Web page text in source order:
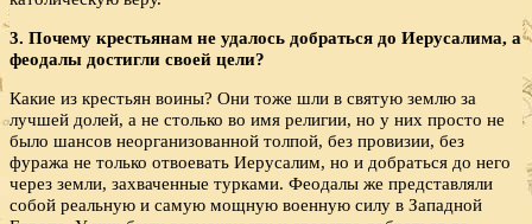
3. Почему крестьянам не удалось добраться до Иерусалима, а
феодалы достигли своей цели?
Какие из крестьян воины? Они тоже шли в святую землю за
лучшей долей, а не столько во имя религии, но у них просто не
было шансов неорганизованной толпой, без провизии, без
фуража не только отвоевать Иерусалим, но и добраться до него
через земли, захваченные турками. Феодалы же представляли
собой реальную и самую мощную военную силу в Западной